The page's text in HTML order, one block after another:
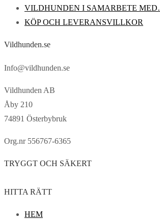
VILDHUNDEN I SAMARBETE
KÖP OCH LEVERANSVILLKOR
Vildhunden.se
Info@vildhunden.se
Vildhunden AB
Åby 210
74891 Österbybruk
Org.nr 556767-6365
TRYGGT OCH SÄKERT
HITTA RÄTT
HEM